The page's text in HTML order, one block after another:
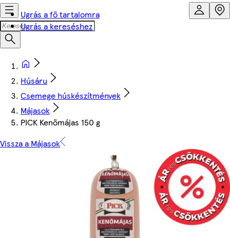
Ugrás a fő tartalomra
Ugrás a kereséshez
Húsáru
Csemege húskészítmények
Májasok
PICK Kenőmájas 150 g
Vissza a Májasok